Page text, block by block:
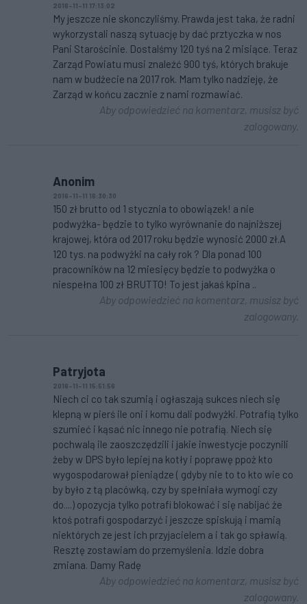
2016-11-11 17:13:02
My jeszcze nie skonczyliśmy. Prawda jest taka, że radni
wykorzystali naszą sytuację by dać prztyczka w nos
Pani Starościnie. Dostalśmy 120 tyś na 2 misiące. Teraz
Zarząd Powiatu musi znaleźć 900 tyś, których brakuje
nam w budżecie na 2017 rok. Mam tylko nadzieję, że
Zarząd w końcu zacznie z nami rozmawiać.
Aby odpowiedzieć na komentarz, musisz być
zalogowany.
Anonim
2016-11-11 16:30:30
150 zł brutto od 1 stycznia to obowiązek! a nie
podwyżka- będzie to tylko wyrównanie do najniższej
krajowej, która od 2017 roku będzie wynosić 2000 zł.A
120 tys. na podwyżki na cały rok ? Dla ponad 100
pracowników na 12 miesięcy będzie to podwyżka o
niespełna 100 zł BRUTTO! To jest jakaś kpina ..
Aby odpowiedzieć na komentarz, musisz być
zalogowany.
Patryjota
2016-11-11 15:51:56
Niech ci co tak szumią i ogłaszają sukces niech się
klepną w pierś ile oni i komu dali podwyżki. Potrafią tylko
szumieć i kąsać nic innego nie potrafią. Niech się
pochwalą ile zaoszczędzili i jakie inwestycje poczynili
żeby w DPS było lepiej na kotły i poprawę ppoż kto
wygospodarował pieniądze ( gdyby nie to to kto wie co
by było z tą placówką, czy by spełniała wymogi czy
do....) opozycja tylko potrafi blokować i się nabijać że
ktoś potrafi gospodarzyć i jeszcze spiskują i mamią
niektórych ze jest ich przyjacielem a i tak go spławią.
Resztę zostawiam do przemyślenia. Idzie dobra
zmiana. Damy Radę
Aby odpowiedzieć na komentarz, musisz być
zalogowany.